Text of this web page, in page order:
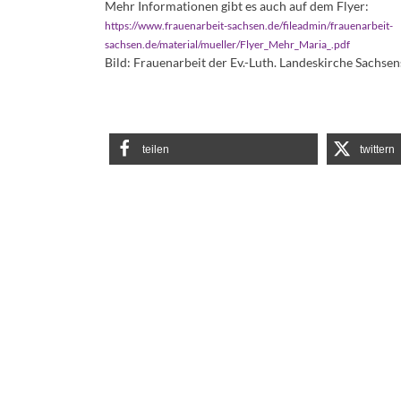
Mehr Informationen gibt es auch auf dem Flyer:
https://www.frauenarbeit-sachsen.de/fileadmin/frauenarbeit-
sachsen.de/material/mueller/Flyer_Mehr_Maria_.pdf
Bild: Frauenarbeit der Ev.-Luth. Landeskirche
teilen twittern